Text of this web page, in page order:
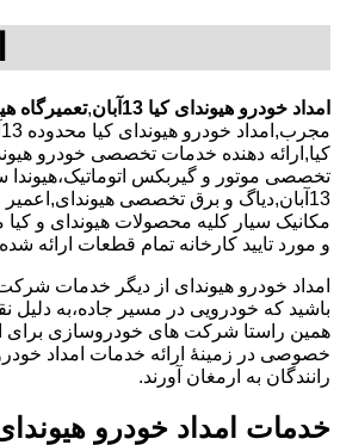
امداد خودرو هیوندای کیا 13آبان ,تعمیرگاه
مجرب,امداد خودرو هیوندای کیا محدوده 13آبان,
13آبان,دیاگ و برق تخصصی
مکانیک سیار کلیه محصولات هیوندای و
و مورد تایید کارخانه تمام قطعات ارائه شده
امداد خودرو هیوندای از دیگر خدمات
باشید که خودرویی در مسیر جاده،به دلیل
همین راستا شرکت های خودروسازی برای
خصوصی در زمینۀ ارائه خدمات امداد
رانندگان به ارمغان آورند.
خدمات امداد خودرو